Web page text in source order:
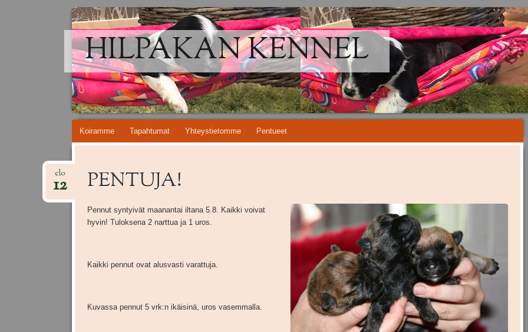
HILPAKAN KENNEL
Skip
to
Koiramme Tapahtumat Yhteystietomme Pentueet
PENTUJA!
elo
12
Pennut syntyivät maanantai iltana 5.8. Kaikki voivat
hyvin! Tuloksena 2 narttua ja 1 uros.
Kaikki pennut ovat alusvasti varattuja.
Kuvassa pennut 5 vrk:n ikäisinä, uros vasemmalla.